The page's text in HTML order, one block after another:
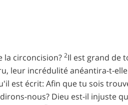
la circoncision? 2Il est grand de
leur incrédulité anéantira-t-
est écrit: Afin que tu sois
nous? Dieu est-il injuste